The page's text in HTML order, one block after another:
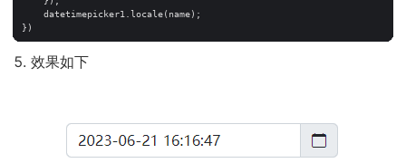
datetimepicker1
locale( name);
})
效果如下